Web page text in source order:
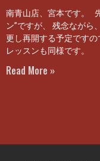
南青山店、宮本です。
ン”ですが、 残念ながら
更し再開する予定です
レッスンも同様です。
Read More »